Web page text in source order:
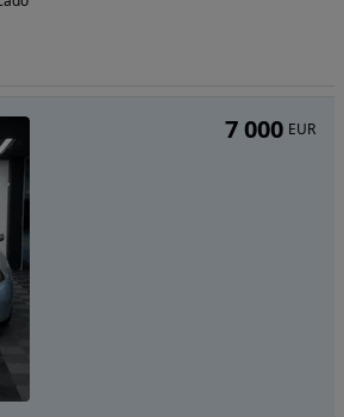
7 000 EUR